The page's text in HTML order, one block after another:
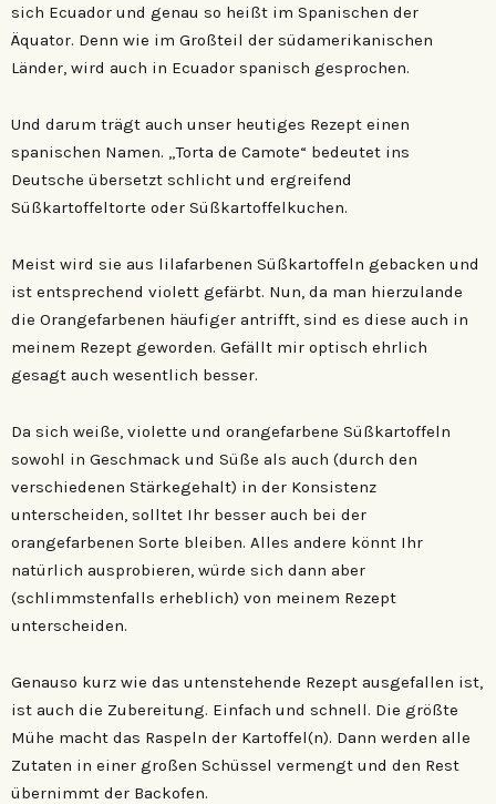
sich Ecuador und genau so heißt im Spanischen der
Äquator. Denn wie im Großteil der südamerikanischen
Länder, wird auch in Ecuador spanisch gesprochen.
Und darum trägt auch unser heutiges Rezept einen
spanischen Namen. „Torta de Camote“ bedeutet ins
Deutsche übersetzt schlicht und ergreifend
Süßkartoffeltorte oder Süßkartoffelkuchen.
Meist wird sie aus lilafarbenen Süßkartoffeln gebacken und
ist entsprechend violett gefärbt. Nun, da man hierzulande
die Orangefarbenen häufiger antrifft, sind es diese auch in
meinem Rezept geworden. Gefällt mir optisch ehrlich
gesagt auch wesentlich besser.
Da sich weiße, violette und orangefarbene Süßkartoffeln
sowohl in Geschmack und Süße als auch (durch den
verschiedenen Stärkegehalt) in der Konsistenz
unterscheiden, solltet Ihr besser auch bei der
orangefarbenen Sorte bleiben. Alles andere könnt Ihr
natürlich ausprobieren, würde sich dann aber
(schlimmstenfalls erheblich) von meinem Rezept
unterscheiden.
Genauso kurz wie das untenstehende Rezept ausgefallen ist,
ist auch die Zubereitung. Einfach und schnell. Die größte
Mühe macht das Raspeln der Kartoffel(n). Dann werden alle
Zutaten in einer großen Schüssel vermengt und den Rest
übernimmt der Backofen.